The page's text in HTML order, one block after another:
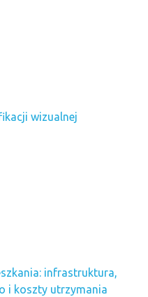
wizualnej
infrastruktura,
i koszty utrzymania